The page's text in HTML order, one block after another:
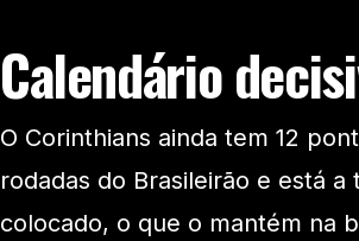
Calendário
O Corinthians ainda tem 12
rodadas do Brasileirão e está
colocado, o que o mantém na